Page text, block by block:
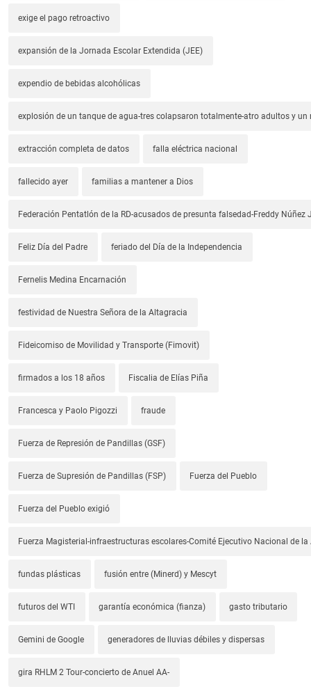
exige el pago retroactivo
expansión de la Jornada Escolar Extendida (JEE)
expendio de bebidas alcohólicas
explosión de un tanque de agua-tres colapsaron totalmente-atro adultos y un
extracción completa de datos falla eléctrica nacional
fallecido ayer familias a mantener a Dios
Federación Pentatlón de la RD-acusados de presunta falsedad-Freddy Núñez
Feliz Día del Padre feriado del Día de la Independencia
Fernelis Medina Encarnación
festividad de Nuestra Señora de la Altagracia
Fideicomiso de Movilidad y Transporte (Fimovit)
firmados a los 18 años Fiscalia de Elías Piña
Francesca y Paolo Pigozzi fraude
Fuerza de Represión de Pandillas (GSF)
Fuerza de Supresión de Pandillas (FSP) Fuerza del Pueblo
Fuerza del Pueblo exigió
Fuerza Magisterial-infraestructuras escolares-Comité Ejecutivo Nacional de la
fundas plásticas fusión entre (Minerd) y Mescyt
futuros del WTI garantía económica (fianza) gasto tributario
Gemini de Google generadores de lluvias débiles y dispersas
gira RHLM 2 Tour-concierto de Anuel AA-